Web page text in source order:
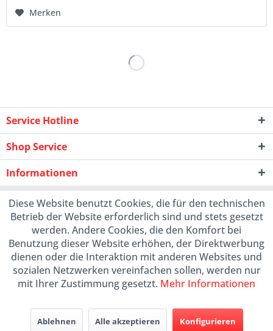
Merken
Service Hotline
Shop Service
Informationen
Diese Website benutzt Cookies, die für den technischen
Betrieb der Website erforderlich sind und stets gesetzt
werden. Andere Cookies, die den Komfort bei
Benutzung dieser Website erhöhen, der Direktwerbung
dienen oder die Interaktion mit anderen Websites und
sozialen Netzwerken vereinfachen sollen, werden nur
mit Ihrer Zustimmung gesetzt. Mehr Informationen
Ablehnen Alle akzeptieren Konfigurieren